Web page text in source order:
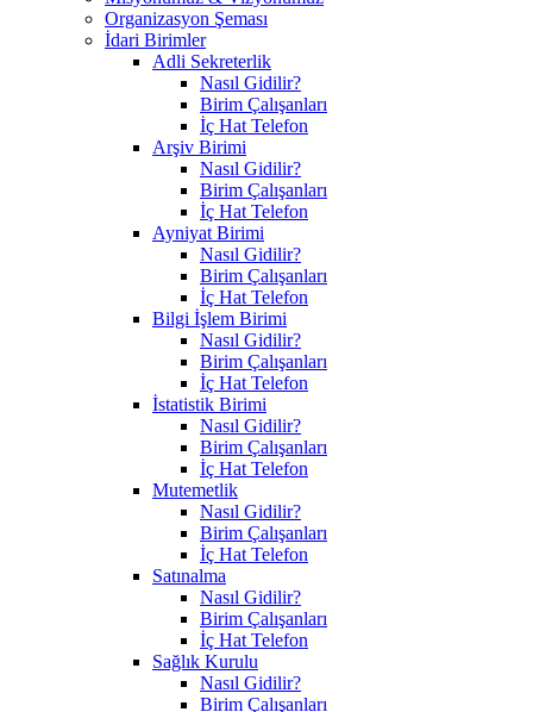
Organizasyon Şeması
İdari Birimler
Adli Sekreterlik
Nasıl Gidilir?
Birim Çalışanları
İç Hat Telefon
Arşiv Birimi
Nasıl Gidilir?
Birim Çalışanları
İç Hat Telefon
Ayniyat Birimi
Nasıl Gidilir?
Birim Çalışanları
İç Hat Telefon
Bilgi İşlem Birimi
Nasıl Gidilir?
Birim Çalışanları
İç Hat Telefon
İstatistik Birimi
Nasıl Gidilir?
Birim Çalışanları
İç Hat Telefon
Mutemetlik
Nasıl Gidilir?
Birim Çalışanları
İç Hat Telefon
Satınalma
Nasıl Gidilir?
Birim Çalışanları
İç Hat Telefon
Sağlık Kurulu
Nasıl Gidilir?
Birim Çalışanları